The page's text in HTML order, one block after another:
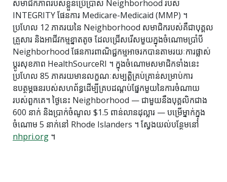
សមាជិកភាពរបស់ខ្លួនប្រើប្រាស់ Neighborhood របស់
INTEGRITY ផែនការ Medicare-Medicaid (MMP) ។
ប្រហែល 12 ភាគរយនៃ Neighborhood សមាជិករបស់គឺជាបុគ្គល
គ្រួសារ និងអាជីវកម្មខ្នាតតូច ដែលជ្រើសរើសមួយក្នុងចំណោមប្រាំបី
Neighborhood ផែនការពាណិជ្ជកម្មអាចរកបានតាមរយៈការផ្លាស់
ប្តូរសុខភាព HealthSourceRI ។ ក្នុងចំណោមសមាជិកទាំងនេះ
ប្រហែល 85 ភាគរយមានលក្ខណៈសម្បត្តិគ្រប់គ្រាន់សម្រាប់ការ
ឧបត្ថម្ភធនរបស់សហព័ន្ធដើម្បីគ្របដណ្តប់ផ្នែកមួយនៃការចំណាយ
របស់ពួកគេ។ ថ្ងៃនេះ Neighborhood — ជាមួយនឹងបុគ្គលិកជាង
600 នាក់ និងប្រាក់ចំណូល $1.5 ពាន់លានដុល្លារ — បម្រើម្នាក់ក្នុង
ចំណោម 5 នាក់នៅ Rhode Islanders ។ ស្វែងយល់បន្ថែមនៅ
nhpri.org ។